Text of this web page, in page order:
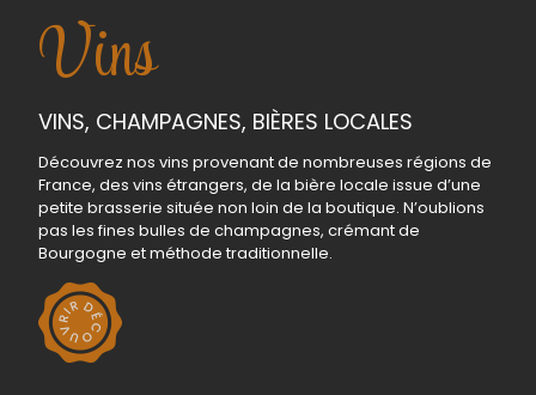
Vins
VINS, CHAMPAGNES, BIÈRES LOCALES
Découvrez nos vins provenant de nombreuses régions de
France, des vins étrangers, de la bière locale issue d’une
petite brasserie située non loin de la boutique. N’oublions
pas les fines bulles de champagnes, crémant de
Bourgogne et méthode traditionnelle.